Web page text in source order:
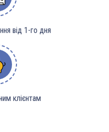
від 1-го дня
клієнтам